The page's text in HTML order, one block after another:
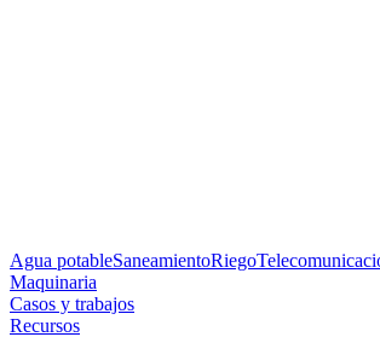
Agua potableSaneamientoRiego
Maquinaria
Casos y trabajos
Recursos